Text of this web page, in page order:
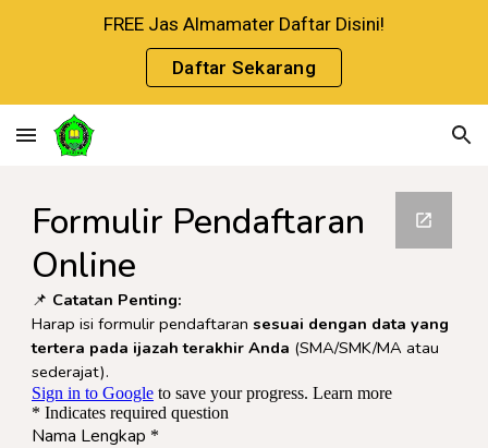
FREE Jas Almamater Daftar Disini!
Daftar Sekarang